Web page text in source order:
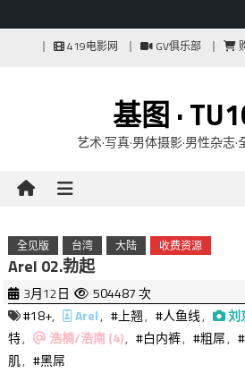
419电影网 GV俱乐部
基图 ·
艺术·写真·男体摄影·男性杂志·
全见版 台湾 大陆 收费资源
Arel 02.勃起
3月12日
504487 次
#18+, Arel, #上翘, #人鱼线, 刘
特, 浩楠/浩南 (4), #白内裤, #粗屌,
肌, #黑屌